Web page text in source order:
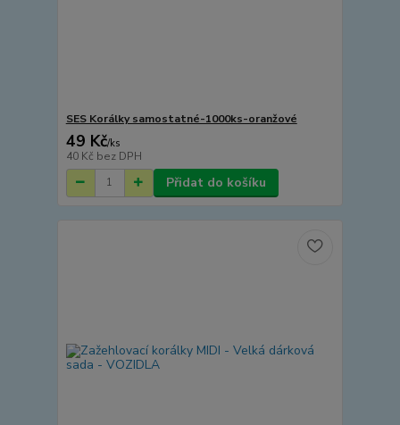
SES Korálky samostatné-1000ks-oranžové
49 Kč/ks
40 Kč bez DPH
Přidat do košíku